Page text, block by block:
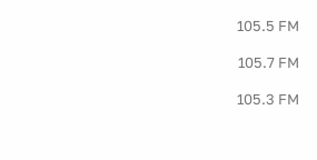
105.5 FM
105.7 FM
105.3 FM